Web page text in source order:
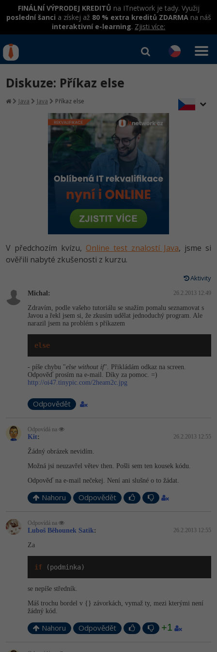
FINÁLNÍ VÝPRODEJ KREDITŮ na ITnetwork je tady. Využij
poslední šanci a získej až 80 % extra kreditů ZDARMAna náš
interaktivní e-learning. Zjisti více:
hrazené úřadem práce
Workshopy zdarma
Umělá inteligence v praxi
Datová analýza v praxi
Školení
Základy programování
Objektové programování - OOP
Umělá inteligence
HTML5, CSS3, Bootstrap, SEO
SQL a databáze
UML a návrhové vzory
React
Spring
ASP.NET MVC
Školení dle technologií
C# .NET
PHP
JavaScript
HTML / CSS
UML a návrhové vzory
MySQL/MariaDB
MS-SQL
SQLite
Kurzy IT profesí
Junior programátor
Programátor WWW aplikací
Senior programátor
Front-end developer
Vývojář mobilních aplikací
Specialista na AI a bigdata
Webdesigner
Tester
3D grafik
Projektový manažer
Databázový analytik
Copywriter
SEO specialista
Kurzy programování
Jak začít?
Java -80%
-80%
-80%
JavaScript -80%
C++
Swift -80%
-80%
C -80%
VB.NET
SQL
Návrh SW
Algoritmy -41%
Umělá inteligence (AI)
Pro děti
Více
Kurzy e-commerce
Testování softwaru
Datová analýza
Kurzy designu
-80%
Příběhy absolventů
Přihlásit se|Registrovat
Diskuze: Příkaz else
Java Java Příkaz else
V předchozím kvízu, Online test znalostí Java, jsme si
ověřili nabyté zkušenosti z kurzu.
Aktivity
Michal: 26.2.2013 12:49
Zdravím, podle vašeho tutoriálu se snažím pomalu seznamovat s
Javou a řekl jsem si, že zkusím udělat jednoduchý program. Ale
narazil jsem na problém s příkazem
else
- píše chybu "else without if". Přikládám odkaz na screen.
Odpověď prosím na e-mail. Díky za pomoc. =)
http://oi47.tinypic.com/2heam2c.jpg
Odpovědět
Odpovídá na
Kit: 26.2.2013 12:55
Žádný obrázek nevidím.
Možná jsi neuzavřel větev then. Pošli sem ten kousek kódu.
Odpověď na e-mail nečekej. Není ani slušné o to žádat.
Nahoru Odpovědět
Odpovídá na
Luboš Běhounek Satik: 26.2.2013 12:55
Za
if (podminka)
se nepíše středník.
Máš trochu bordel v {} závorkách, vymaž ty, mezi kterými není
žádný kód.
Nahoru Odpovědět +1